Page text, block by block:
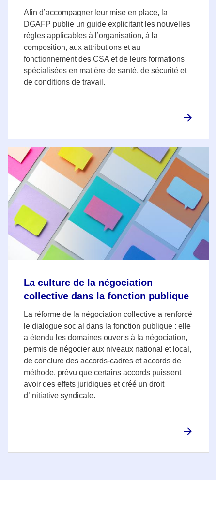
Afin d’accompagner leur mise en place, la
DGAFP publie un guide explicitant les nouvelles
règles applicables à l’organisation, à la
composition, aux attributions et au
fonctionnement des CSA et de leurs formations
spécialisées en matière de santé, de sécurité et
de conditions de travail.
La culture de la négociation
collective dans la fonction publique
La réforme de la négociation collective a renforcé
le dialogue social dans la fonction publique : elle
a étendu les domaines ouverts à la négociation,
permis de négocier aux niveaux national et local,
de conclure des accords-cadres et accords de
méthode, prévu que certains accords puissent
avoir des effets juridiques et créé un droit
d’initiative syndicale.